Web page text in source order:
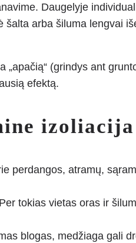
Daugelyje
šalta arba šiluma lengvai
„apačią“ (grindys ant
efektą.
izoliacija
perdangos, atramų,
tokias vietas oras ir
blogas, medžiaga gali